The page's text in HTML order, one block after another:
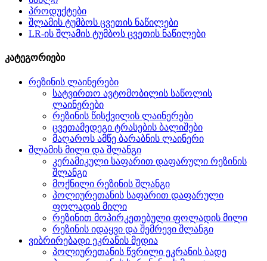
პროდუქტები
შლამის ტუმბოს ცვეთის ნაწილები
LR-ის შლამის ტუმბოს ცვეთის ნაწილები
კატეგორიები
რეზინის ლაინერები
სატვირთო ავტომობილის საწოლის
ლაინერები
რეზინის წისქვილის ლაინერები
ცვეთამედეგი ტრასების ბალიშები
მაღაროს ამწე ბარაბნის ლაინერი
შლამის მილი და შლანგი
კერამიკული საფარით დაფარული რეზინის
შლანგი
მოქნილი რეზინის შლანგი
პოლიურეთანის საფარით დაფარული
ფოლადის მილი
რეზინით მოპირკეთებული ფოლადის მილი
რეზინის იდაყვი და შემრევი შლანგი
ვიბრირებადი ეკრანის მედია
პოლიურეთანის წვრილი ეკრანის ბადე